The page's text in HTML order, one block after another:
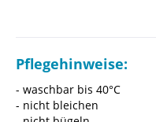
Pflegehinweise:
- waschbar bis 40°C
- nicht bleichen